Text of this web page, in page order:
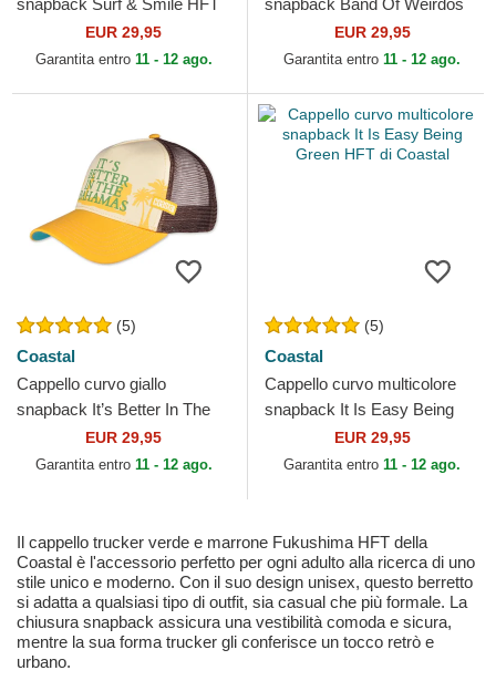
snapback Surf & Smile HFT
di CoastalEUR 29,95
Garantita entro 11 - 12 ago.
snapback Band Of Weirdos
HFT di CoastalEUR 29,95
Garantita entro 11 - 12 ago.
(5)
Coastal
Cappello curvo giallo
snapback It’s Better In The
Bahamas HFT di Coastal
EUR 29,95
Garantita entro 11 - 12 ago.
(5)
Coastal
Cappello curvo multicolore
snapback It Is Easy Being
Green HFT di Coastal
EUR 29,95
Garantita entro 11 - 12 ago.
Il cappello trucker verde e marrone Fukushima HFT della
Coastal è l'accessorio perfetto per ogni adulto alla ricerca di uno
stile unico e moderno. Con il suo design unisex, questo berretto
si adatta a qualsiasi tipo di outfit, sia casual che più formale. La
chiusura snapback assicura una vestibilità comoda e sicura,
mentre la sua forma trucker gli conferisce un tocco retrò e
urbano.